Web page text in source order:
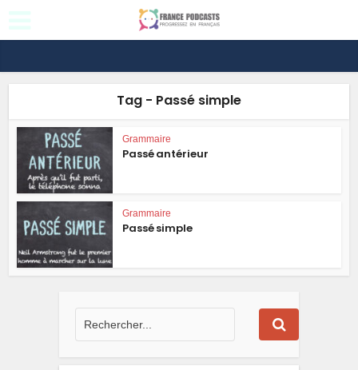
Tag - Passé simple
Grammaire
Passé antérieur
Grammaire
Passé simple